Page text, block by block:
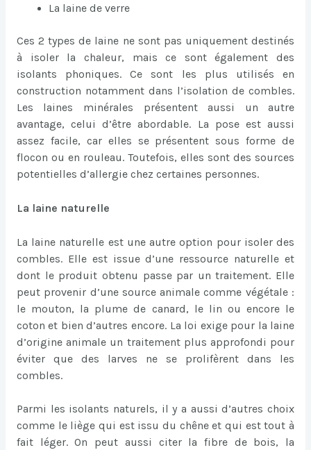
La laine de verre
Ces 2 types de laine ne sont pas uniquement destinés
à isoler la chaleur, mais ce sont également des
isolants phoniques. Ce sont les plus utilisés en
construction notamment dans l’isolation de combles.
Les laines minérales présentent aussi un autre
avantage, celui d’être abordable. La pose est aussi
assez facile, car elles se présentent sous forme de
flocon ou en rouleau. Toutefois, elles sont des sources
potentielles d’allergie chez certaines personnes.
La laine naturelle
La laine naturelle est une autre option pour isoler des
combles. Elle est issue d’une ressource naturelle et
dont le produit obtenu passe par un traitement. Elle
peut provenir d’une source animale comme végétale :
le mouton, la plume de canard, le lin ou encore le
coton et bien d’autres encore. La loi exige pour la laine
d’origine animale un traitement plus approfondi pour
éviter que des larves ne se prolifèrent dans les
combles.
Parmi les isolants naturels, il y a aussi d’autres choix
comme le liège qui est issu du chêne et qui est tout à
fait léger. On peut aussi citer la fibre de bois, la